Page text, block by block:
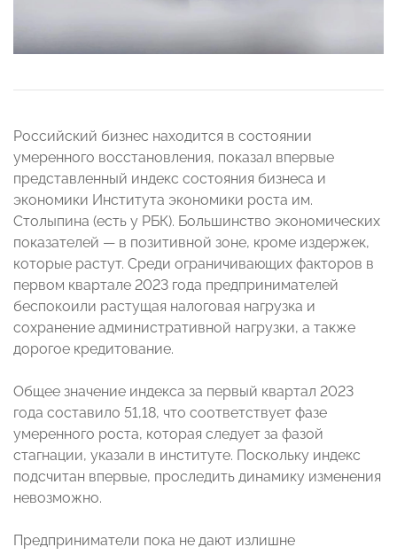
Российский бизнес находится в состоянии
умеренного восстановления, показал впервые
представленный индекс состояния бизнеса и
экономики Института экономики роста им.
Столыпина (есть у РБК). Большинство экономических
показателей — в позитивной зоне, кроме издержек,
которые растут. Среди ограничивающих факторов в
первом квартале 2023 года предпринимателей
беспокоили растущая налоговая нагрузка и
сохранение административной нагрузки, а также
дорогое кредитование.
Общее значение индекса за первый квартал 2023
года составило 51,18, что соответствует фазе
умеренного роста, которая следует за фазой
стагнации, указали в институте. Поскольку индекс
подсчитан впервые, проследить динамику изменения
невозможно.
Предприниматели пока не дают излишне